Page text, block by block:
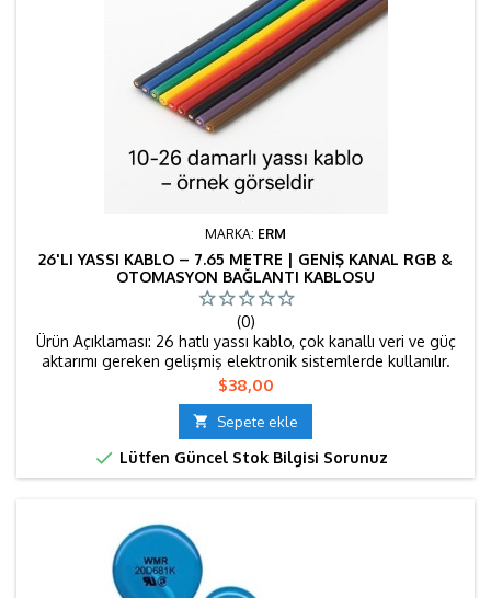
MARKA: ERM
26'LI YASSI KABLO – 7.65 METRE | GENIŞ KANAL RGB &
OTOMASYON BAĞLANTI KABLOSU
(0)
Ürün Açıklaması: 26 hatlı yassı kablo, çok kanallı veri ve güç
aktarımı gereken gelişmiş elektronik sistemlerde kullanılır.
Yassı yapısı sayesinde düzenli kablolama sağlar ve pano içi
karmaşayı önler. Endüstriyel projelerde, RGB LED
sistemlerinde ve özel kontrol devrelerinde tercih edilir. 7.65
metrelik uzunluğu ile geniş alanlarda kesintisiz bağlantı...
Fiyat
$38,00
 Sepete ekle
 Lütfen Güncel Stok Bilgisi Sorunuz